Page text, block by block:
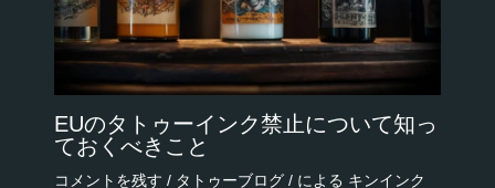
EUのタトゥーインク禁止について知っ
ておくべきこと
コメントを残す / タトゥーブログ/ による キンインク